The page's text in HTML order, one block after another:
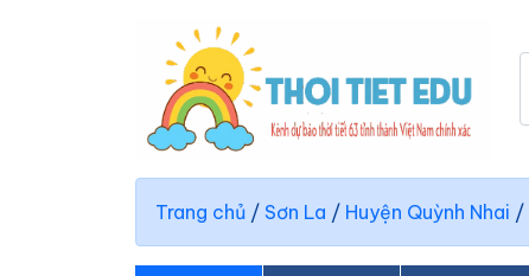
Trang chủ / Sơn La / Huyện Quỳnh Nhai /